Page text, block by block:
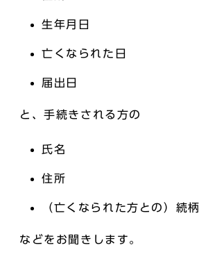
生年月日
亡くなられた日
届出日
と、手続きされる方の
氏名
住所
（亡くなられた方との）続柄
などをお聞きします。